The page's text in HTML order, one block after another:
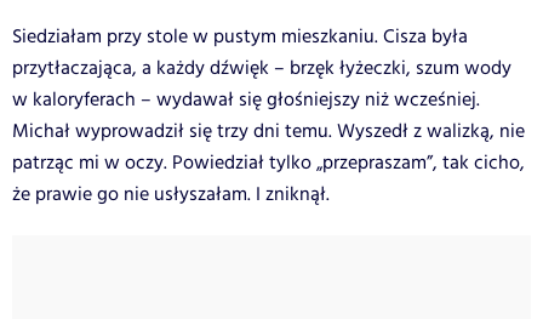
Siedziałam przy stole w pustym mieszkaniu. Cisza była
przytłaczająca, a każdy dźwięk – brzęk łyżeczki, szum wody
w kaloryferach – wydawał się głośniejszy niż wcześniej.
Michał wyprowadził się trzy dni temu. Wyszedł z walizką, nie
patrząc mi w oczy. Powiedział tylko „przepraszam”, tak cicho,
że prawie go nie usłyszałam. I zniknął.